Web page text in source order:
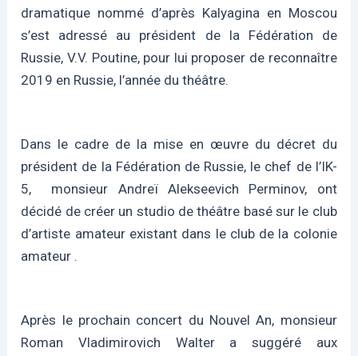
dramatique nommé d’après Kalyagina en Moscou
s’est adressé au président de la Fédération de
Russie, V.V. Poutine, pour lui proposer de reconnaître
2019 en Russie, l’année du théâtre.
Dans le cadre de la mise en œuvre du décret du
président de la Fédération de Russie, le chef de l’IK-
5, monsieur Andreï Alekseevich Perminov, ont
décidé de créer un studio de théâtre basé sur le club
d’artiste amateur existant dans le club de la colonie
amateur .
Après le prochain concert du Nouvel An, monsieur
Roman Vladimirovich Walter a suggéré aux